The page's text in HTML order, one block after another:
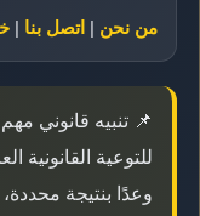
من نحن | اتصل بنا |
📌 تنبيه قانوني
للتوعية القانونية
وعدًا بنتيجة